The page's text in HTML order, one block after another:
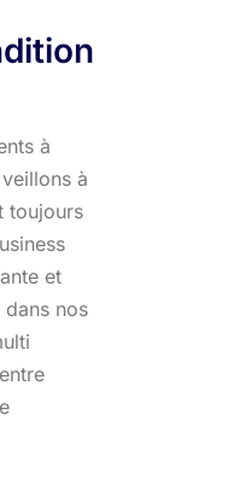
à
à
toujours
et
dans nos